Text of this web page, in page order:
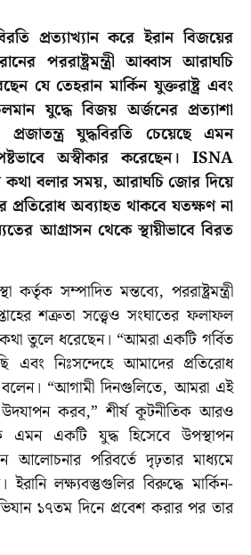
প্রত্যাখ্যান করে ইরান বিজয়ের
পররাষ্ট্রমন্ত্রী আব্বাস আরাঘচি
যে তেহরান মার্কিন যুক্তরাষ্ট্র এবং
যুদ্ধে বিজয় অর্জনের প্রত্যাশা
যুদ্ধবিরতি চেয়েছে এমন
অস্বীকার করেছেন। ISNA
কথা বলার সময়, আরাঘচি জোর দিয়ে
প্রতিরোধ অব্যাহত থাকবে যতক্ষণ না
আগ্রাসন থেকে স্থায়ীভাবে বিরত
কর্তৃক সম্পাদিত মন্তব্যে, পররাষ্ট্রমন্ত্রী
শত্রুতা সত্ত্বেও সংঘাতের ফলাফল
তুলে ধরেছেন। “আমরা একটি গর্বিত
এবং নিঃসন্দেহে আমাদের প্রতিরোধ
বলেন। “আগামী দিনগুলিতে, আমরা এই
করব,” শীর্ষ কূটনীতিক আরও
একটি যুদ্ধ হিসেবে উপস্থাপন
আলোচনার পরিবর্তে দৃঢ়তার মাধ্যমে
লক্ষ্যবস্তুগুলির বিরুদ্ধে মার্কিন-
১৭তম দিনে প্রবেশ করার পর তার